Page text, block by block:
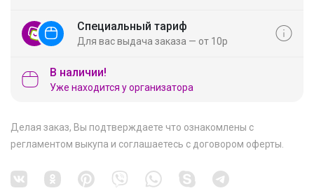
Специальный тариф
Для вас выдача заказа — от 10р
В наличии!
Уже находится у организатора
Делая заказ, Вы подтверждаете что ознакомлены с
регламентом выкупа и соглашаетесь с договором оферты